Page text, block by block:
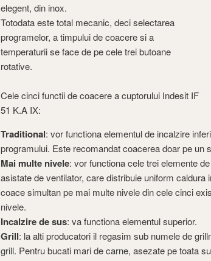
elegent, din inox.
Totodata este total mecanic, deci selectarea
programelor, a timpului de coacere si a
temperaturii se face de pe cele trei butoane
rotative.
Cele cinci functii de coacere a cuptorului Indesit IF
51 K.A IX:
Traditional: vor functiona elementul de incalzire
programului. Este recomandat coacerea doar pe un
Mai multe nivele: vor functiona cele trei elemente
asistate de ventilator, care distribuie uniform
coace simultan pe mai multe nivele din cele cinci
nivele.
Incalzire de sus: va functiona elementul superior.
Grill: la alti producatori il regasim sub numele de
grill. Pentru bucati mari de carne, asezate pe toata